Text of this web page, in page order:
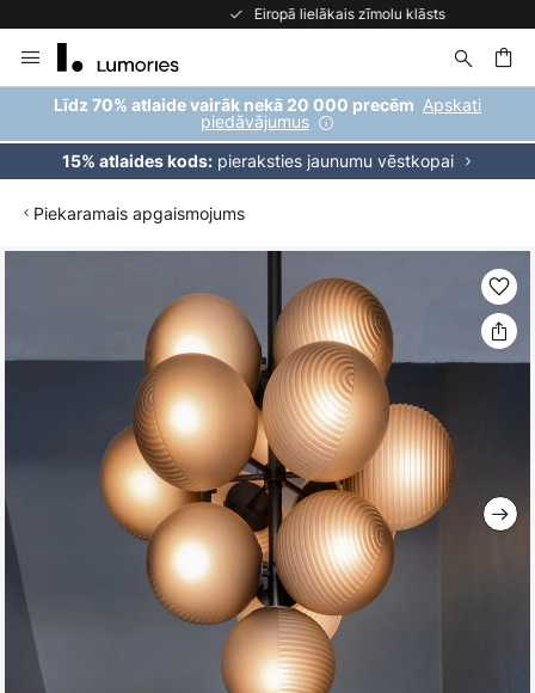
Eiropā lielākais zīmolu klāsts
to
Content
Līdz 70% atlaide vairāk nekā 20 000 precēm Apskati
piedāvājumus
15% atlaides kods:pieraksties jaunumu vēstkopai
Piekaramais apgaismojums
beigām